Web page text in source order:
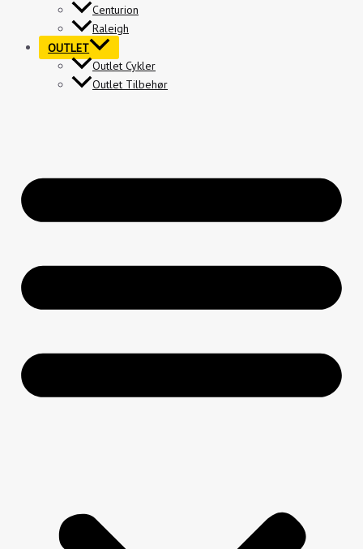
Centurion
Raleigh
OUTLET
Outlet Cykler
Outlet Tilbehør